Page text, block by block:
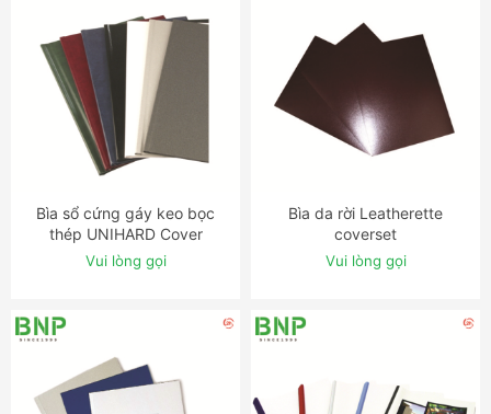
ĐẶT NGAY
Bìa sổ cứng gáy keo bọc
thép UNIHARD Cover
Vui lòng gọi
ĐẶT NGAY
Bìa da rời Leatherette
coverset
Vui lòng gọi